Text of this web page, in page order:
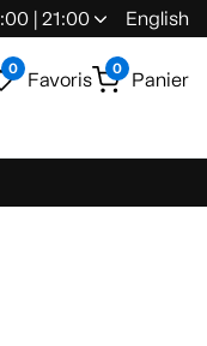
| 21:00 English
0 Favoris 0 Panier